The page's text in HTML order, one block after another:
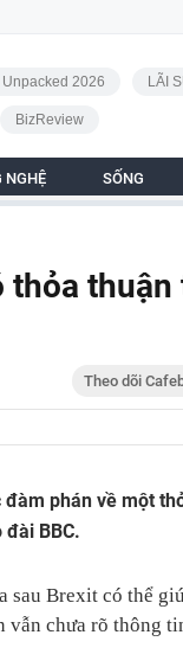
2026 LÃI
BizReview
NGHỆ SỐNG
thỏa
Theo dõi
phán về một
BBC.
sau Brexit có thể
vẫn chưa rõ thông